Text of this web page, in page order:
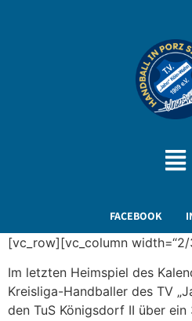
FACEBOOK
[vc_row][vc_column
Im letzten Heimspiel des
Kreisliga-Handballer des TV
den TuS Königsdorf II über ein